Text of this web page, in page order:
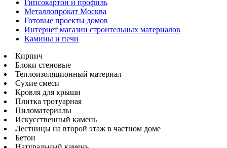
Гипсокартон и профиль
Металлопрокат Москва
Готовые проекты домов
Интернет магазин строительных материалов
Камины и печи
Кирпич
Блоки стеновые
Теплоизоляционный материал
Сухие смеси
Кровля для крыши
Плитка тротуарная
Пиломатериалы
Искусственный камень
Лестницы на второй этаж в частном доме
Бетон